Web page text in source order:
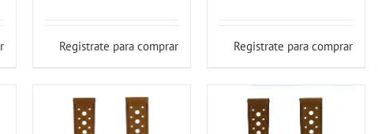
Registrate para comprar Registrate para comprar